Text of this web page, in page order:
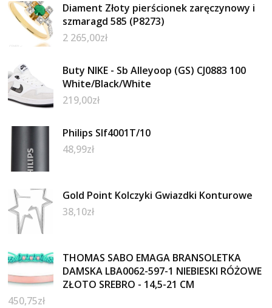
Diament Złoty pierścionek zaręczynowy i
szmaragd 585 (P8273)
2 265,00zł
Buty NIKE - Sb Alleyoop (GS) CJ0883 100
White/Black/White
219,00zł
Philips Slf4001T/10
48,99zł
Gold Point Kolczyki Gwiazdki Konturowe
38,10zł
THOMAS SABO EMAGA BRANSOLETKA
DAMSKA LBA0062-597-1 NIEBIESKI RÓŻOWE
ZŁOTO SREBRO - 14,5-21 CM
450,75zł